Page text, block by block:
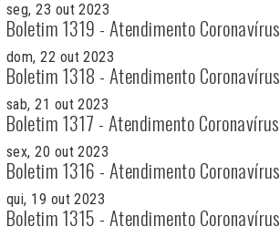
seg, 23 out 2023
Boletim 1319 - Atendimento Coronavírus
dom, 22 out 2023
Boletim 1318 - Atendimento Coronavírus
sab, 21 out 2023
Boletim 1317 - Atendimento Coronavírus
sex, 20 out 2023
Boletim 1316 - Atendimento Coronavírus
qui, 19 out 2023
Boletim 1315 - Atendimento Coronavírus